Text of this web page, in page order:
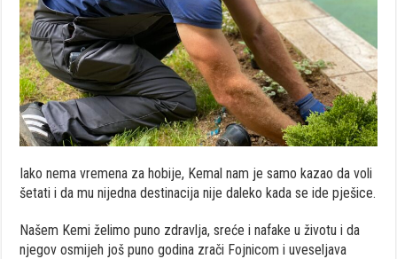
Iako nema vremena za hobije, Kemal nam je samo kazao da voli
šetati i da mu nijedna destinacija nije daleko kada se ide pješice.
Našem Kemi želimo puno zdravlja, sreće i nafake u životu i da
njegov osmijeh još puno godina zrači Fojnicom i uveseljava